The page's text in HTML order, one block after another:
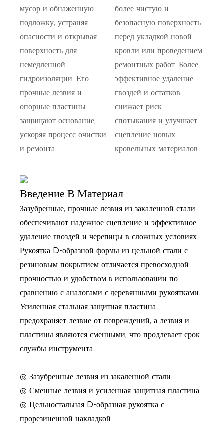
мусор и обнаженную
подложку, устраняя
опасности и открывая
поверхность для
немедленной
гидроизоляции. Его
прочные лезвия и
опорные пластины
защищают основание,
ускоряя процесс очистки
и ремонта.
более чистую и
безопасную поверхность
перед укладкой новой
кровли или проведением
ремонтных работ. Более
эффективное удаление
гвоздей и остатков
снижает риск
спотыкания и улучшает
сцепление новых
кровельных материалов.
Введение В Материал
Зазубренные, прочные лезвия из закаленной стали
обеспечивают надежное сцепление и эффективное
удаление гвоздей и черепицы в сложных условиях.
Рукоятка D-образной формы из цельной стали с
резиновым покрытием отличается превосходной
прочностью и удобством в использовании по
сравнению с аналогами с деревянными рукоятками.
Усиленная стальная защитная пластина
предохраняет лезвие от повреждений, а лезвия и
пластины являются сменными, что продлевает срок
службы инструмента.
◎ Зазубренные лезвия из закаленной стали
◎ Сменные лезвия и усиленная защитная пластина
◎ Цельностальная D-образная рукоятка с
прорезиненной накладкой